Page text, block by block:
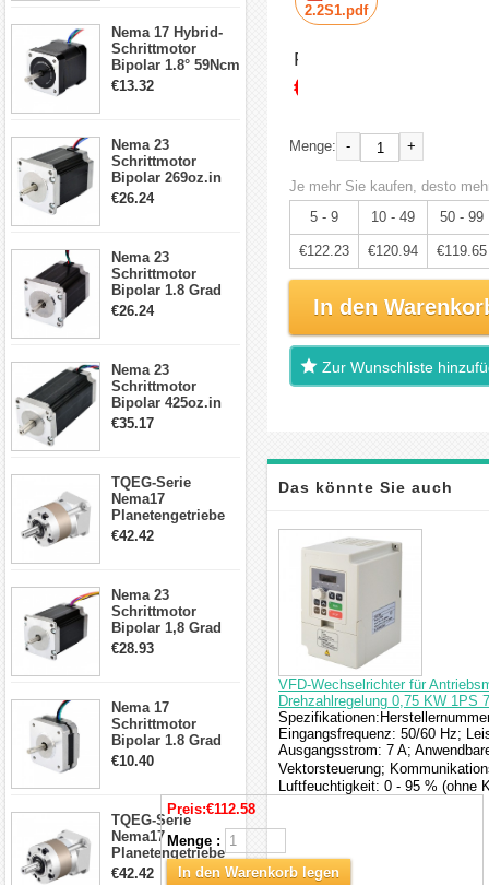
Schrittmotor
Nema 17 Hybrid-
Schrittmotor
Bipolar 1.8° 59Ncm
2A 4 Drähte mit 1m
€13.32
Nema 23
Schrittmotor
Bipolar 269oz.in
2,8A 57x57x76mm
€26.24
Nema 23
Schrittmotor
Bipolar 1.8 Grad
1.9Nm 3A 3.36V 4
€26.24
Nema 23
Schrittmotor
Bipolar 425oz.in
4.2A 57x57x114mm
€35.17
TQEG-Serie
Nema17
Planetengetriebe
5:1 Spiel 15Arc-
€42.42
Nema 23
Schrittmotor
Bipolar 1,8 Grad
2,83Nm 4 A 2,26V
€28.93
Nema 17
Schrittmotor
Bipolar 1.8 Grad
8.7Ncm 1A 3.5V 4
€10.40
TQEG-Serie
Nema17
Planetengetriebe
10:1 Spiel 15Arc-
€42.42
2.2S1.pdf
Preis:
€128.66
Menge: - +
Je mehr Sie kaufen, desto
5 - 9
10 - 49 50 - 99
€122.23 €120.94 €119.65
In den
Zur Wunschliste
Das könnte Sie auch
interessieren
VFD-Wechselrichter für
Drehzahlregelung 0,75 KW 1PS
Eingangsfrequenz: 50/60 Hz;
Ausgangsstrom: 7 A;
Vektorsteuerung;
Luftfeuchtigkeit: 0 - 95 % (ohne
Preis:€112.58
Menge :
In den Warenkorb legen